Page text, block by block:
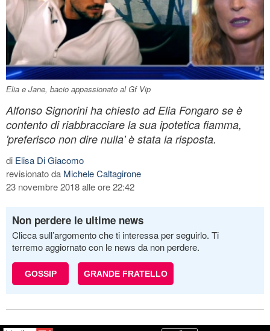
Elia e Jane, bacio appassionato al Gf Vip
Alfonso Signorini ha chiesto ad Elia Fongaro se è
contento di riabbracciare la sua ipotetica fiamma,
'preferisco non dire nulla' è stata la risposta.
di Elisa Di Giacomo
revisionato da Michele Caltagirone
23 novembre 2018 alle ore 22:42
Non perdere le ultime news
Clicca sull’argomento che ti interessa per seguirlo. Ti
terremo aggiornato con le news da non perdere.
GOSSIP GRANDE FRATELLO